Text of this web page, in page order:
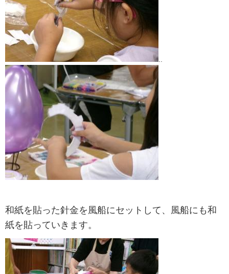
..
和紙を貼った針金を風船にセットして、風船にも和
紙を貼っていきます。